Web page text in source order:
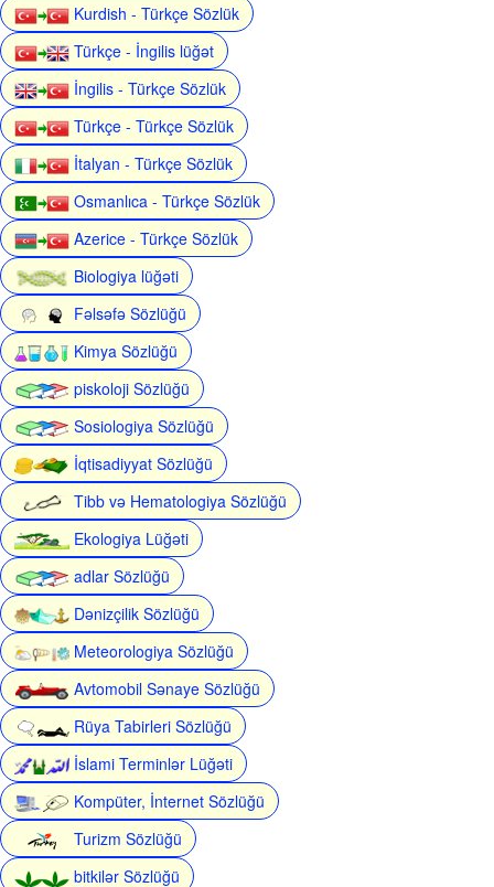
Kurdish - Türkçe Sözlük
Türkçe - İngilis lüğət
İngilis - Türkçe Sözlük
Türkçe - Türkçe Sözlük
İtalyan - Türkçe Sözlük
Osmanlıca - Türkçe Sözlük
Azerice - Türkçe Sözlük
Biologiya lüğəti
Fəlsəfə Sözlüğü
Kimya Sözlüğü
piskoloji Sözlüğü
Sosiologiya Sözlüğü
İqtisadiyyat Sözlüğü
Tibb və Hematologiya Sözlüğü
Ekologiya Lüğəti
adlar Sözlüğü
Dənizçilik Sözlüğü
Meteorologiya Sözlüğü
Avtomobil Sənaye Sözlüğü
Rüya Tabirleri Sözlüğü
İslami Terminlər Lüğəti
Kompüter, İnternet Sözlüğü
Turizm Sözlüğü
bitkilər Sözlüğü